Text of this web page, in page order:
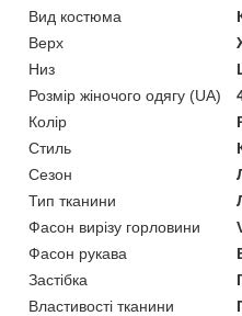
Вид костюма
Верх
Низ
Розмір жіночого одягу (UA)
Колір
Стиль
Сезон
Тип тканини
Фасон вирізу горловини
Фасон рукава
Застібка
Властивості тканини